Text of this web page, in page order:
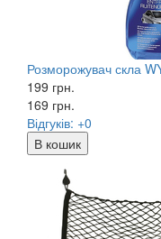
Розморожувач скла
199 грн.
169 грн.
Відгуків: +0
В кошик